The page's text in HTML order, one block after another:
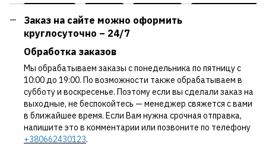
Заказ на сайте можно оформить
круглосуточно – 24/7
Обработка заказов
Мы обрабатываем заказы с понедельника по пятницу с
10:00 до 19:00. По возможности также обрабатываем в
субботу и воскресенье. Поэтому если вы сделали заказ на
выходные, не беспокойтесь — менеджер свяжется с вами
в ближайшее время. Если Вам нужна срочная отправка,
напишите это в комментарии или позвоните по телефону
+380662430123.